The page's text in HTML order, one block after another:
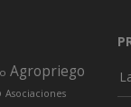
Agropriego
Asociaciones